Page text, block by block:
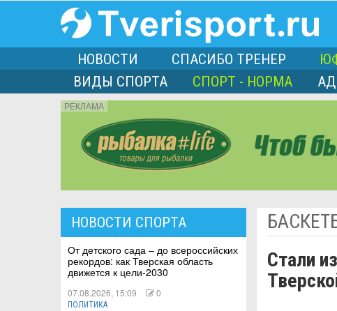
НОВОСТИ СПАСИБО ТРЕНЕР
ВИДЫ СПОРТА
СПОРТ - НОРМА
РЕКЛАМА
НОВОСТИ СПОРТА
От детского сада – до всероссийских
рекордов: как Тверская область
движется к цели-2030
07.08.2026, 15:09 0
ПОЛИТИКА
Стали